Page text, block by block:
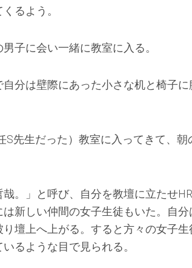
るよう。
子に会い一緒に教室に入る。
分は壁際にあった小さな机と椅子に
S先生だった）教室に入ってきて、朝
。」と呼び、自分を教壇に立たせ
新しい仲間の女子生徒もいた。自分
壇上へ上がる。すると方々の女子生
るような目で見られる。